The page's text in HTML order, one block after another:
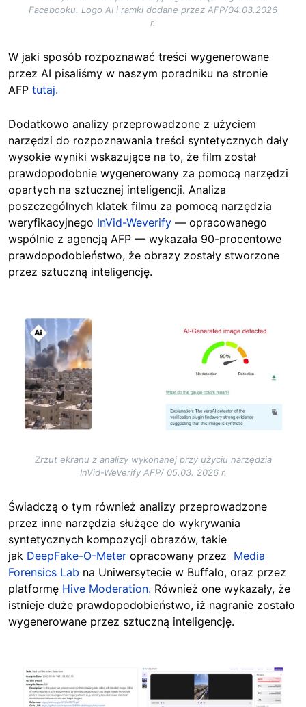
Facebooku. Logo AI i ramki dodane przez AFP/04.03.2026
r.
W jaki sposób rozpoznawać treści wygenerowane
przez AI pisaliśmy w naszym poradniku na stronie
AFP tutaj.
Dodatkowo analizy przeprowadzone z użyciem
narzędzi do rozpoznawania treści syntetycznych dały
wysokie wyniki wskazujące na to, że film został
prawdopodobnie wygenerowany za pomocą narzędzi
opartych na sztucznej inteligencji. Analiza
poszczególnych klatek filmu za pomocą narzędzia
weryfikacyjnego InVid-Weverify — opracowanego
wspólnie z agencją AFP — wykazała 90-procentowe
prawdopodobieństwo, że obrazy zostały stworzone
przez sztuczną inteligencję.
Image
Zrzut ekranu z analizy wykonanej przy użyciu narzędzia
InVid-WeVerify AFP/ 05.03. 2026 r.
Świadczą o tym również analizy przeprowadzone
przez inne narzędzia służące do wykrywania
syntetycznych kompozycji obrazów, takie
jak DeepFake-O-Meter opracowany przez Media
Forensics Lab na Uniwersytecie w Buffalo, oraz przez
platformę Hive Moderation. Również one wykazały, że
istnieje duże prawdopodobieństwo, iż nagranie zostało
wygenerowane przez sztuczną inteligencję.
Image